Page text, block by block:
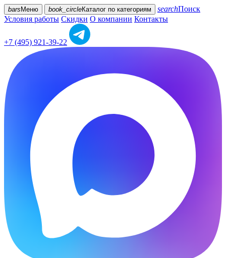
bars Меню book_circleКаталог по категориям searchПоиск
Условия работы Скидки О компании Контакты
+7 (495) 921-39-22